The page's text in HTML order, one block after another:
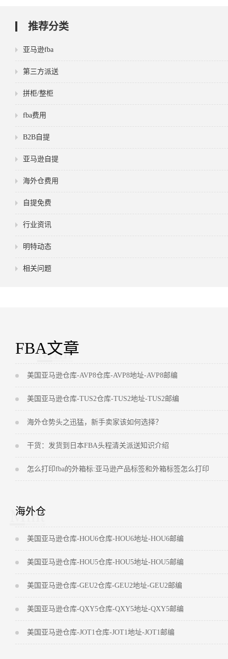
推荐分类
亚马逊fba
第三方派送
拼柜/整柜
fba费用
B2B自提
亚马逊自提
海外仓费用
自提免费
行业资讯
明特动态
相关问题
FBA文章
美国亚马逊仓库-AVP8仓库-AVP8地址-AVP8邮编
美国亚马逊仓库-TUS2仓库-TUS2地址-TUS2邮编
海外仓势头之迅猛，新手卖家该如何选择？
干货：发货到日本FBA头程清关派送知识介绍
怎么打印fba的外箱标:亚马逊产品标签和外箱标签怎么打印
海外仓
美国亚马逊仓库-HOU6仓库-HOU6地址-HOU6邮编
美国亚马逊仓库-HOU5仓库-HOU5地址-HOU5邮编
美国亚马逊仓库-GEU2仓库-GEU2地址-GEU2邮编
美国亚马逊仓库-QXY5仓库-QXY5地址-QXY5邮编
美国亚马逊仓库-JOT1仓库-JOT1地址-JOT1邮编